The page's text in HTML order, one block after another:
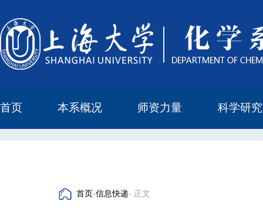
首页 本系概况 师资力量 科学研究
首页-信息快递- 正文